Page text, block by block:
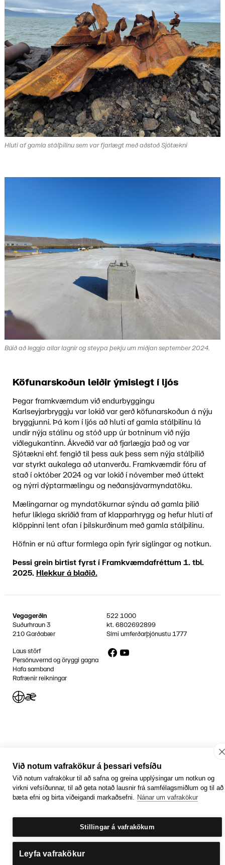
Hluti af gamla stálþilinu sem var fjarlægt með aðstoð Sjótækni
Búið að leggja allar lagnir og steypa þekju um miðjan september 2024.
Köfunarskoðun leiðir ýmislegt í ljós
Þegar framkvæmdum við endurbyggingu
Karlseyjarbryggju var lokið var gerð köfunarskoðun á nýju
bryggjunni. Þá kom í ljós að hluti af gamla stálþilinu lá
undir nýja stálinu og stóð upp úr botninum við nýja
viðlegukantinn. Ákveðið var að fjarlægja það og var
Sjótækni ehf. fengið til þess auk þess sem nýja stálþilið
var styrkt aukalega að utanverðu. Framkvæmdir fóru af
stað í október 2024 og var lokið í nóvember með úttekt
og nýrri dýptarmælingu og neðansjávarmyndatöku.
Mælingarnar og myndatökurnar sýndu að gamla þilið
hefur líklega skriðið fram af klapparhrygg og hefur hluti af
klöppinni lent ofan í þilskurðinum með gamla stálþilinu.
Höfnin er nú aftur formlega opin fyrir siglingar og notkun.
Þessi grein birtist fyrst í Framkvæmdafréttum 1. tbl.
2025. Hlekkur á blaðið.
Vegagerðin
Suðurhraun 3
210 Garðabær
522 1000
kt.6802692899
Sími umferðarþjónustu1777
Laus störf
Persónuvernd og öryggi gagna
Hafa samband
Rafrænir reikningar
FacebookYouTube
Jafnlaunavottun
Græn Skref
Við notum vafrakökur á þessari vefsíðu
Við notum vafrakökur til að safna og greina upplýsingar um notkun og
virkni vefsíðunnar, til að geta notað lausnir frá samfélagsmiðlum og til að
bæta efni og birta viðeigandi markaðsefni. Nánar um vafrakökur
Stillingar á vafrakökum
Leyfa vafrakökur